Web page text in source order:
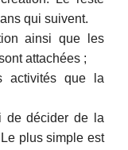
qui suivent.
ainsi que les
attachées ;
activités que la
de décider de la
plus simple est